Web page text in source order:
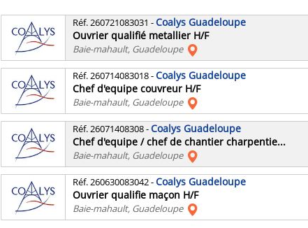
Réf. 260721083031 -Coalys Guadeloupe
Ouvrier qualifié metallier H/F
Baie-mahault, Guadeloupe
Réf. 260714083018-Coalys Guadeloupe
Chef d'equipe couvreur H/F
Baie-mahault, Guadeloupe
Réf. 26071408308-Coalys Guadeloupe
Chef d'equipe / chef de chantier charpentie...
Baie-mahault, Guadeloupe
Réf. 260630083042-Coalys Guadeloupe
Ouvrier qualifie maçon H/F
Baie-mahault, Guadeloupe